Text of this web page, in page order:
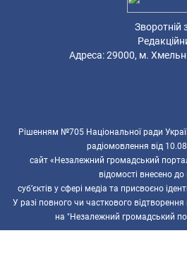
Зворотній
Редакційний
Адреса: 29000, м.
Рішенням №705 Національної ради
радіомовлення від
сайт «Незалежний громадський
відомості внесено до
суб’єктів у сфері медіа та присвоєно
У разі повного чи часткового
на "Незалежний громадський